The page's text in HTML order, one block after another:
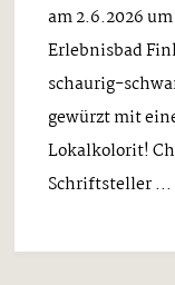
am 2.6.2026
Erlebnisbad
schaurig-
gewürzt mit
Lokalkolorit!
Schriftsteller ...